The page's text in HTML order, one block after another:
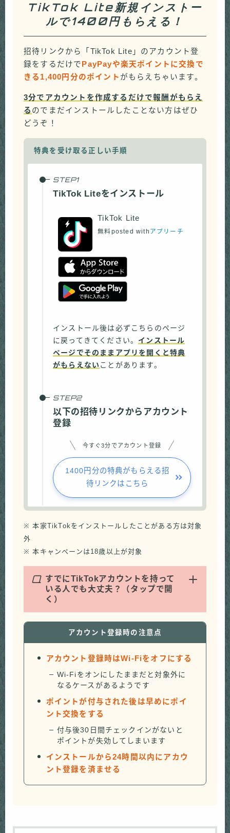
TikTok Lite新規インストー
ルで1400円もらえる！
招待リンクから「TikTok Lite」のアカウント登
録をするだけでPayPayや楽天ポイントに交換で
きる1,400円分のポイント がもらえちゃいます。
3分でアカウントを作成するだけで報酬がもらえ
る のでまだインストールしたことない方はぜひ
どうぞ！
特典を受け取る正しい手順
TikTok Liteをインストール
TikTok Lite
無料posted with アプリーチ
インストール後は必ずこちらのページ
に戻ってきてください。 インストール
ページでそのままアプリを開くと特典
がもらえない ことがあります。
以下の招待リンクからアカウント
登録
今すぐ3分でアカウント登録
1400円分の特典がもらえる招
待リンクはこちら
※ 本家TikTokをインストールしたことがある方は対象
外
※ 本キャンペーンは18歳以上が対象
Q すでにTikTokアカウントを持って
いる人でも大丈夫？（タップで開
く）
アカウント登録時の注意点
アカウント登録時はWi-Fiをオフにする
Wi-Fiをオンにしたままだと対象外に
なるケースがあるようです
ポイントが付与された後は早めにポイ
ント交換をする
付与後30日間チェックインがないと
ポイントが失効してしまいます
インストールから24時間以内にアカウ
ント登録を済ませる